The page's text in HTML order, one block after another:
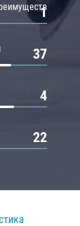
1
37
4
22